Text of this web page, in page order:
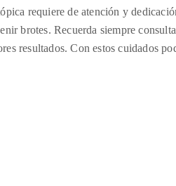
requiere de atención y
brotes. Recuerda siempre
resultados. Con estos cuidados